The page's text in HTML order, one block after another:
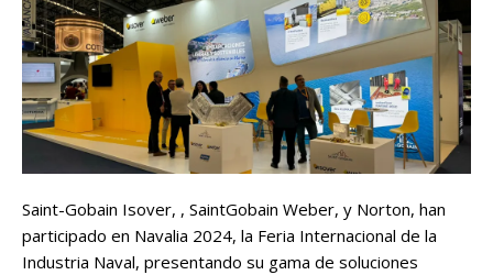
Saint-Gobain Isover, , SaintGobain Weber, y Norton, han
participado en Navalia 2024, la Feria Internacional de la
Industria Naval, presentando su gama de soluciones